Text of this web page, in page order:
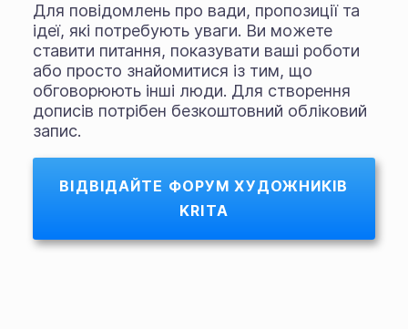
Для повідомлень про вади, пропозиції та
ідеї, які потребують уваги. Ви можете
ставити питання, показувати ваші роботи
або просто знайомитися із тим, що
обговорюють інші люди. Для створення
дописів потрібен безкоштовний обліковий
запис.
ВІДВІДАЙТЕ ФОРУМ ХУДОЖНИКІВ
KRITA